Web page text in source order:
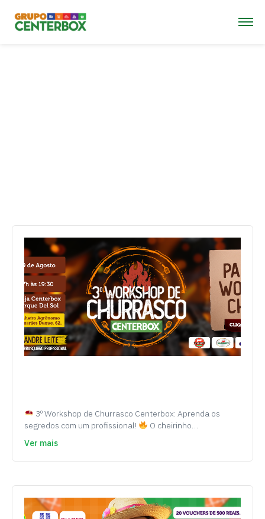
3º Workshop de Churrasco Centerbox: Aprenda os
segredos com um profissional!
O cheirinho…
Ver mais